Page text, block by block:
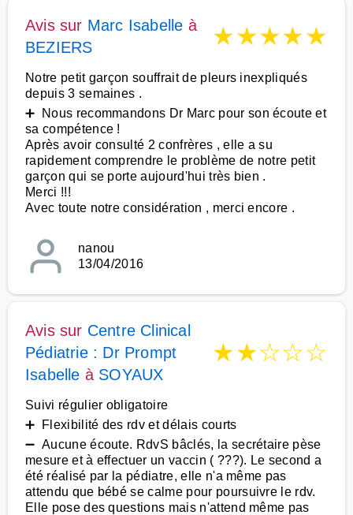
Avis sur Marc Isabelle à
BEZIERS
★★★★★
Notre petit garçon souffrait de pleurs inexpliqués
depuis 3 semaines .
➕ Nous recommandons Dr Marc pour son écoute et
sa compétence !
Après avoir consulté 2 confrères , elle a su
rapidement comprendre le problème de notre petit
garçon qui se porte aujourd'hui très bien .
Merci !!!
Avec toute notre considération , merci encore .
nanou
13/04/2016
Avis sur Centre Clinical
Pédiatrie : Dr Prompt
Isabelle à SOYAUX
★★☆☆☆
Suivi régulier obligatoire
➕ Flexibilité des rdv et délais courts
➖ Aucune écoute. RdvS bâclés, la secrétaire pèse
mesure et à effectuer un vaccin ( ???). Le second a
été réalisé par la pédiatre, elle n'a même pas
attendu que bébé se calme pour poursuivre le rdv.
Elle pose des questions mais n'attend même pas